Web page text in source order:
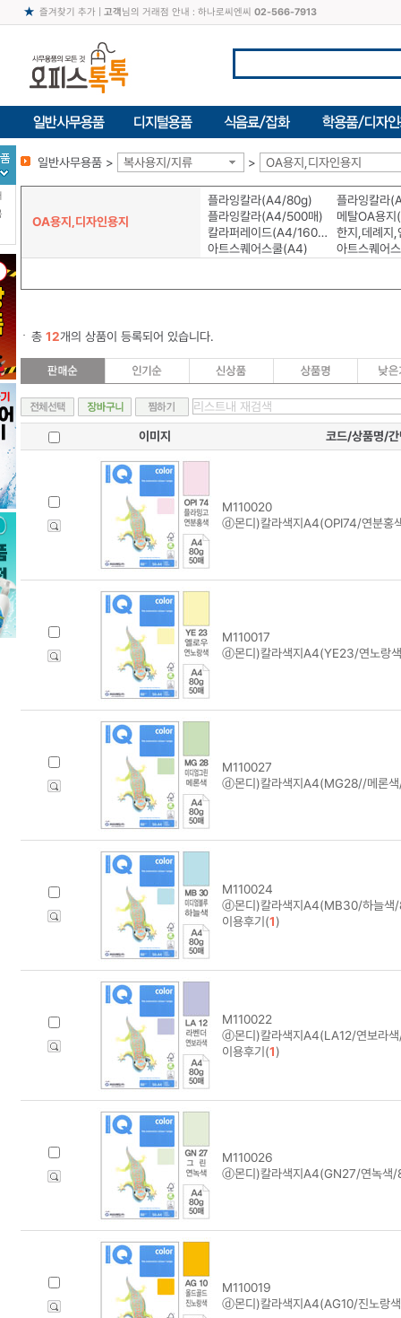
즐겨찾기 추가| 고객님의 거래점 안내 : 하나로씨엔씨 02-566-7913
일반사무용품 > 복사용지/지류 > OA용지,디자인용지
OA용지,디자인용지
플라잉칼라(A4/80g)
플라잉칼라
플라잉칼라(A4/500매)
메탈OA용
칼라퍼레이드(A4/160g)
한지,데례지
아트스퀘어스쿨(A4)
아트스퀘어
총 12개의 상품이 등록되어 있습니다.
이미지 코드/상품명/간
M110020
ⓓ몬디)칼라색지A4(OPI74/연분홍
M110017
ⓓ몬디)칼라색지A4(YE23/연노랑
M110027
ⓓ몬디)칼라색지A4(MG28//메론
M110024
ⓓ몬디)칼라색지A4(MB30/하늘색
이용후기(1)
M110022
ⓓ몬디)칼라색지A4(LA12/연보라
이용후기(1)
M110026
ⓓ몬디)칼라색지A4(GN27/연녹색
M110019
ⓓ몬디)칼라색지A4(AG10/진노랑